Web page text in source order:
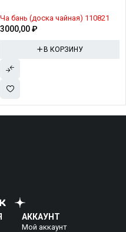
Ча бань (доска чайная) 110821
3000,00₽
В КОРЗИНУ
АККАУНТ
Мой аккаунт